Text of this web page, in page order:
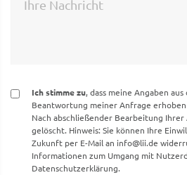
Ihre Nachricht
Ich stimme zu, dass meine Angaben
Beantwortung meiner Anfrage
Nach abschließender Bearbeitung
gelöscht. Hinweis: Sie können Ihre
Zukunft per E-Mail an info@lii.de
Informationen zum Umgang mit
Datenschutzerklärung.